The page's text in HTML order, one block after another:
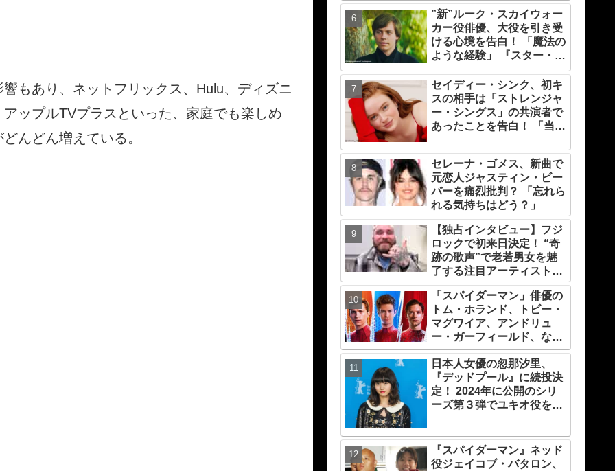
もあり、ネットフリックス、Hulu、ディズニ
ップルTVプラスといった、家庭でも楽しめ
んどん増えている。
ったある理由とは
”新”ルーク・スカイウォー
カー役俳優、大役を引き受
ける心境を告白！ 「魔法の
ような経験」 『スター・ウ
ォーズ』の一員になれたこ
とによろこび爆発
セイディー・シンク、初キ
スの相手は「ストレンジャ
ー・シングス」の共演者で
あったことを告白！ 「当時
えば笑い話」
セレーナ・ゴメス、新曲で
元恋人ジャスティン・ビー
バーを痛烈批判？ 「忘れら
れる気持ちはどう？」
【独占インタビュー】フジ
ロックで初来日決定！ “奇
跡の歌声”で老若男女を魅
了する注目アーティスト、
Teddy Swims（テディ・ス
ウィムズ）にインタビュ
ー！ 顔に入った「過労死」
のタトゥーや、ONE OK
ROCKとのコラボ、来日時
したいことなどを聞き尽く
す
「スパイダーマン」俳優の
トム・ホランド、トビー・
マグワイア、アンドリュ
ー・ガーフィールド、なん
とグループチャットを持っ
ていることが明らかに！ 彼
らが話している内容と
は・・？
日本人女優の忽那汐里、
『デッドプール』に続投決
定！ 2024年に公開のシリ
ーズ第３弾でユキオ役を再
『スパイダーマン』ネッド
役ジェイコブ・バタロン、